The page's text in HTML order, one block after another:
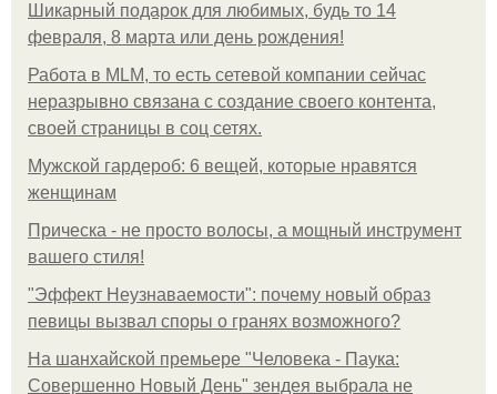
Шикарный подарок для любимых, будь то 14
февраля, 8 марта или день рождения!
Работа в MLM, то есть сетевой компании сейчас
неразрывно связана с создание своего контента,
своей страницы в соц сетях.
Мужской гардероб: 6 вещей, которые нравятся
женщинам
Прическа - не просто волосы, а мощный инструмент
вашего стиля!
"Эффект Неузнаваемости": почему новый образ
певицы вызвал споры о гранях возможного?
На шанхайской премьере "Человека - Паука:
Совершенно Новый День" зендея выбрала не